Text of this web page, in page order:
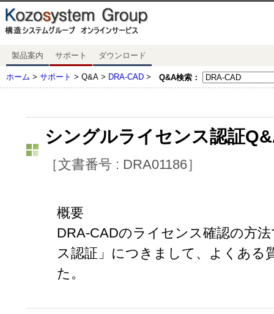
製品案内 サポート ダウンロード
Q&A検索：
ホーム > サポート > Q&A > DRA-CAD >
シングルライセンス認証
［文書番号 : DRA01186］
概要
DRA-CADのライセンス確認の方
ス認証」につきまして、よくある
た。